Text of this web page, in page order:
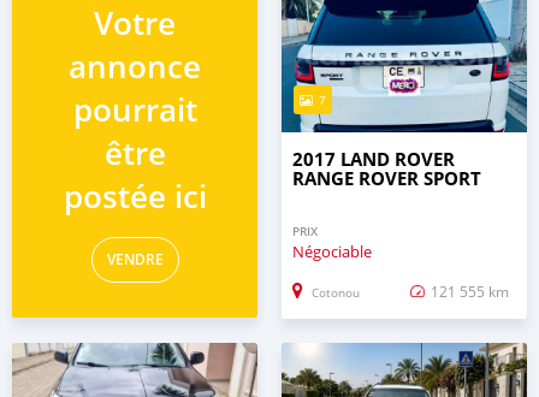
Votre
annonce
pourrait
être
postée ici
VENDRE
7
2017 LAND ROVER
RANGE ROVER SPORT
PRIX
Négociable
Cotonou 121 555 km